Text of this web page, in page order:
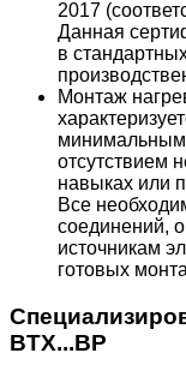
2017
Данная
в
Монтаж
отсутствием
навыках или
Все
соединений,
источникам
готовых
BTX...BP